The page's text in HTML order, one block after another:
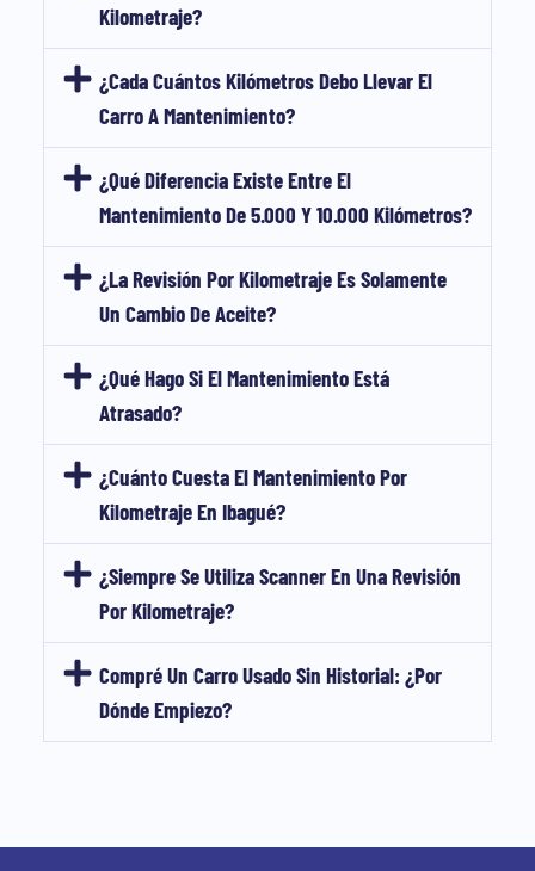
Kilometraje?
¿Cada Cuántos Kilómetros Debo Llevar El
Carro A Mantenimiento?
¿Qué Diferencia Existe Entre El
Mantenimiento De 5.000 Y 10.000 Kilómetros?
¿La Revisión Por Kilometraje Es Solamente
Un Cambio De Aceite?
¿Qué Hago Si El Mantenimiento Está
Atrasado?
¿Cuánto Cuesta El Mantenimiento Por
Kilometraje En Ibagué?
¿Siempre Se Utiliza Scanner En Una Revisión
Por Kilometraje?
Compré Un Carro Usado Sin Historial: ¿por
Dónde Empiezo?